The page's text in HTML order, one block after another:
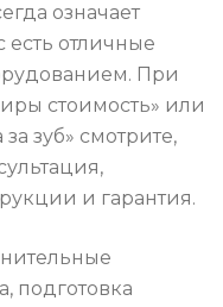
означает
есть отличные
При
стоимость» или
зуб» смотрите,
и гарантия.
подготовка